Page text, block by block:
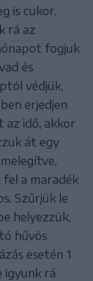
is cukor.
rá az
fogjuk
és
védjük,
erjedjen
az idő, akkor
át egy
fel a maradék
Szűrjük le
helyezzük,
hűvös
esetén 1
igyunk rá